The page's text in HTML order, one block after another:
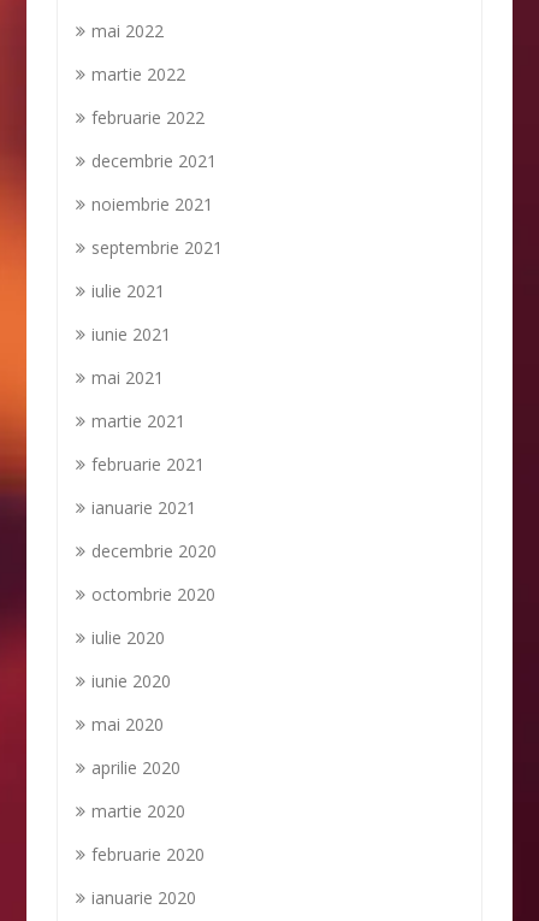
mai 2022
martie 2022
februarie 2022
decembrie 2021
noiembrie 2021
septembrie 2021
iulie 2021
iunie 2021
mai 2021
martie 2021
februarie 2021
ianuarie 2021
decembrie 2020
octombrie 2020
iulie 2020
iunie 2020
mai 2020
aprilie 2020
martie 2020
februarie 2020
ianuarie 2020